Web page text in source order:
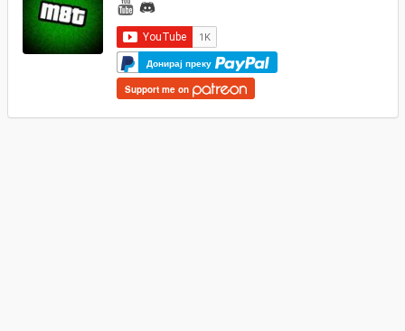
Донирај преку
Support me on